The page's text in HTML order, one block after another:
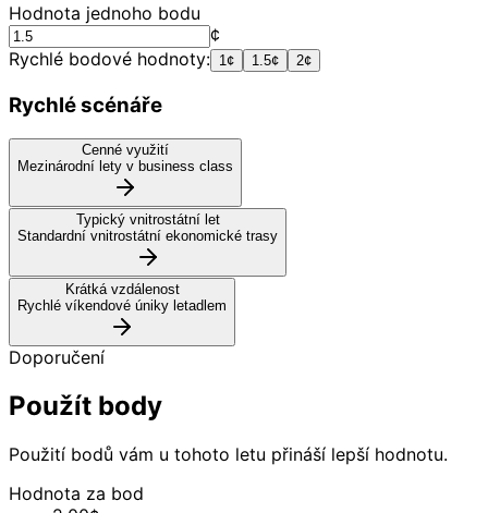
Hodnota jednoho bodu
¢
Rychlé bodové hodnoty: 1¢ 1.5¢ 2¢
Rychlé scénáře
Cenné využití
Mezinárodní lety v business class
Typický vnitrostátní let
Standardní vnitrostátní ekonomické trasy
Krátká vzdálenost
Rychlé víkendové úniky letadlem
Doporučení
Použít body
Použití bodů vám u tohoto letu přináší lepší hodnotu.
Hodnota za bod